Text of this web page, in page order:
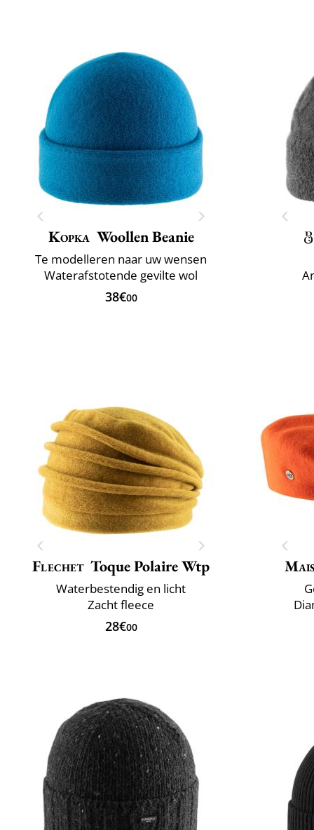
Kopka Woollen Beanie
Te modelleren naar uw wensen
Waterafstotende gevilte wol
38€00
Flechet Toque Polaire Wtp
Waterbestendig en licht
Zacht fleece
28€00